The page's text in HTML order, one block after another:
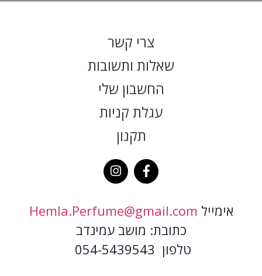
צרי קשר
שאלות ותשובות
החשבון שלי
עגלת קניות
תקנון
אימייל Hemla.Perfume@gmail.com
כתובת: מושב עמינדב
טלפון 054-5439543